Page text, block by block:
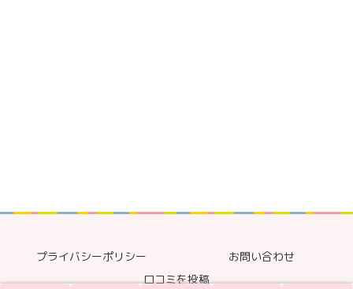
プライバシーポリシー
お問い合わせ
口コミを投稿